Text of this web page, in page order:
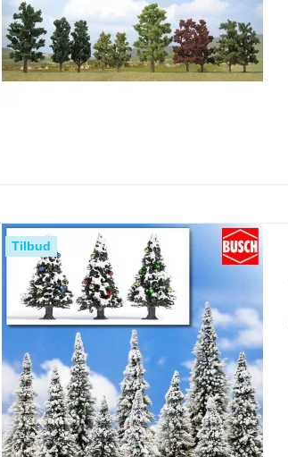
Tilbud